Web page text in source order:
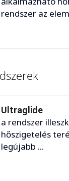
rendszer az
Ultraglide
a rendszer
hőszigetelés
legújabb ...